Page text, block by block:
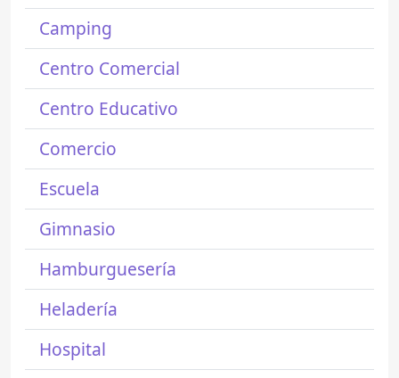
Camping
Centro Comercial
Centro Educativo
Comercio
Escuela
Gimnasio
Hamburguesería
Heladería
Hospital